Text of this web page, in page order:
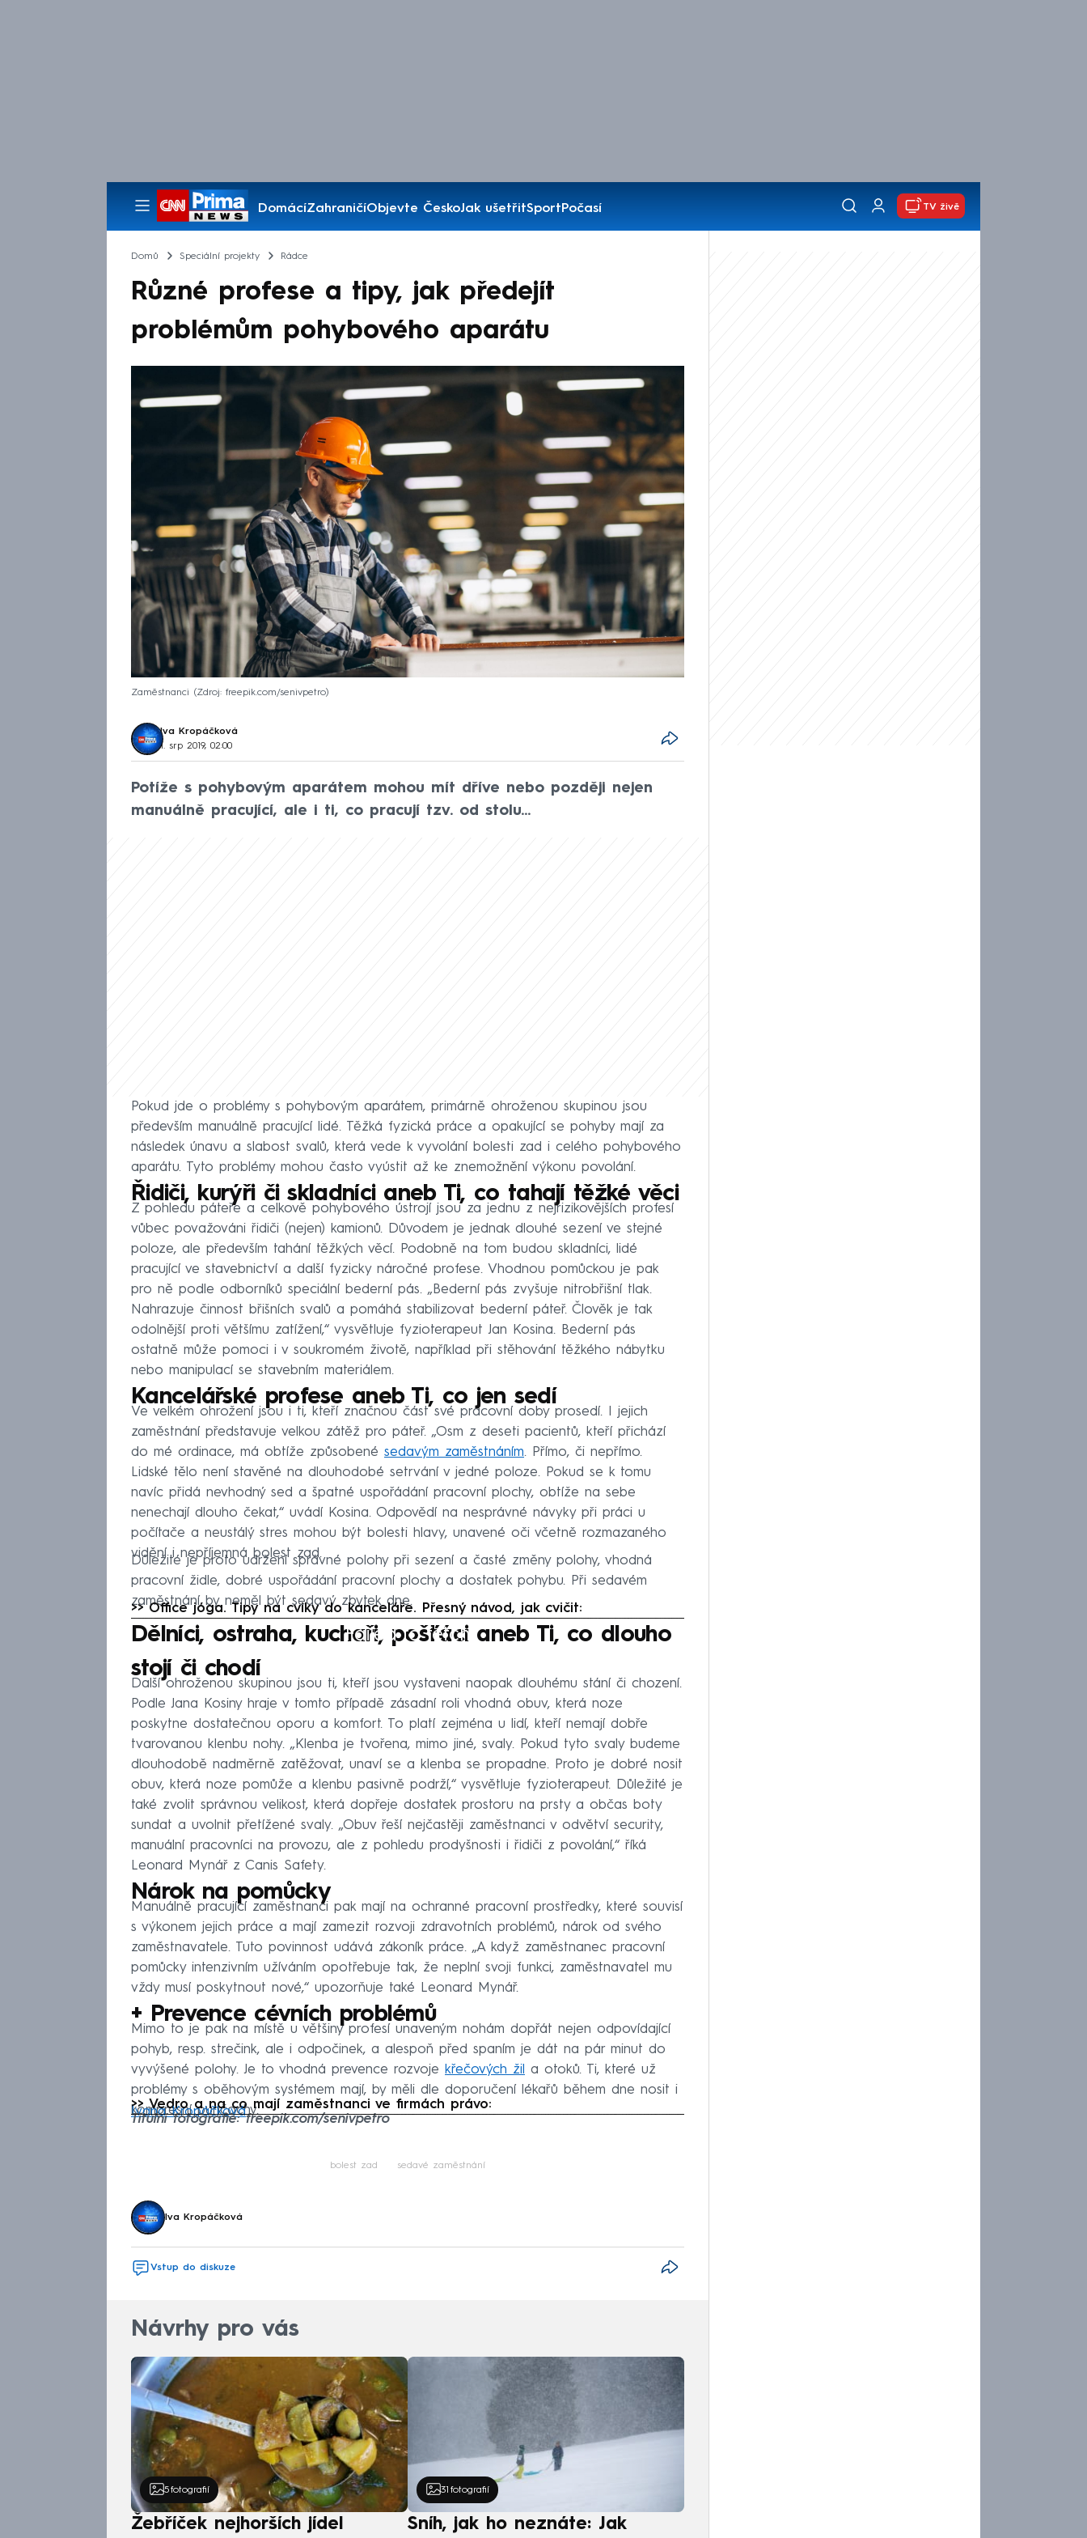
DomácíZahraničíObjevte ČeskoJak ušetřitSportPočasí
Pořady
TV živě
Domů Speciální projekty Rádce
Různé profese a tipy, jak předejít
problémům pohybového aparátu
Zaměstnanci Zdroj: freepik.com/senivpetro
Iva Kropáčková
1. srp 2019, 02:00
Potíže s pohybovým aparátem mohou mít dříve nebo později nejen
manuálně pracující, ale i ti, co pracují tzv. od stolu...
Pokud jde o problémy s pohybovým aparátem, primárně ohroženou skupinou jsou
především manuálně pracující lidé. Těžká fyzická práce a opakující se pohyby mají za
následek únavu a slabost svalů, která vede k vyvolání bolesti zad i celého pohybového
aparátu. Tyto problémy mohou často vyústit až ke znemožnění výkonu povolání.
Řidiči, kurýři či skladníci aneb Ti, co tahají těžké věci
Z pohledu páteře a celkově pohybového ústrojí jsou za jednu z nejrizikovějších profesí
vůbec považováni řidiči (nejen) kamionů. Důvodem je jednak dlouhé sezení ve stejné
poloze, ale především tahání těžkých věcí. Podobně na tom budou skladníci, lidé
pracující ve stavebnictví a další fyzicky náročné profese. Vhodnou pomůckou je pak
pro ně podle odborníků speciální bederní pás. „Bederní pás zvyšuje nitrobřišní tlak.
Nahrazuje činnost břišních svalů a pomáhá stabilizovat bederní páteř. Člověk je tak
odolnější proti většímu zatížení,“ vysvětluje fyzioterapeut Jan Kosina. Bederní pás
ostatně může pomoci i v soukromém životě, například při stěhování těžkého nábytku
nebo manipulací se stavebním materiálem.
Kancelářské profese aneb Ti, co jen sedí
Ve velkém ohrožení jsou i ti, kteří značnou část své pracovní doby prosedí. I jejich
zaměstnání představuje velkou zátěž pro páteř. „Osm z deseti pacientů, kteří přichází
do mé ordinace, má obtíže způsobené sedavým zaměstnáním. Přímo, či nepřímo.
Lidské tělo není stavěné na dlouhodobé setrvání v jedné poloze. Pokud se k tomu
navíc přidá nevhodný sed a špatné uspořádání pracovní plochy, obtíže na sebe
nenechají dlouho čekat,“ uvádí Kosina. Odpovědí na nesprávné návyky při práci u
počítače a neustálý stres mohou být bolesti hlavy, unavené oči včetně rozmazaného
vidění i nepříjemná bolest zad.
Důležité je proto udržení správné polohy při sezení a časté změny polohy, vhodná
pracovní židle, dobré uspořádání pracovní plochy a dostatek pohybu. Při sedavém
zaměstnání by neměl být sedavý zbytek dne.
>> Office jóga. Tipy na cviky do kanceláře. Přesný návod, jak cvičit:
Failed to fetch
Dělníci, ostraha, kuchaři, pošťáci aneb Ti, co dlouho
stojí či chodí
Další ohroženou skupinou jsou ti, kteří jsou vystaveni naopak dlouhému stání či chození.
Podle Jana Kosiny hraje v tomto případě zásadní roli vhodná obuv, která noze
poskytne dostatečnou oporu a komfort. To platí zejména u lidí, kteří nemají dobře
tvarovanou klenbu nohy. „Klenba je tvořena, mimo jiné, svaly. Pokud tyto svaly budeme
dlouhodobě nadměrně zatěžovat, unaví se a klenba se propadne. Proto je dobré nosit
obuv, která noze pomůže a klenbu pasivně podrží,“ vysvětluje fyzioterapeut. Důležité je
také zvolit správnou velikost, která dopřeje dostatek prostoru na prsty a občas boty
sundat a uvolnit přetížené svaly. „Obuv řeší nejčastěji zaměstnanci v odvětví security,
manuální pracovníci na provozu, ale z pohledu prodyšnosti i řidiči z povolání,“ říká
Leonard Mynář z Canis Safety.
Nárok na pomůcky
Manuálně pracující zaměstnanci pak mají na ochranné pracovní prostředky, které souvisí
s výkonem jejich práce a mají zamezit rozvoji zdravotních problémů, nárok od svého
zaměstnavatele. Tuto povinnost udává zákoník práce. „A když zaměstnanec pracovní
pomůcky intenzivním užíváním opotřebuje tak, že neplní svoji funkci, zaměstnavatel mu
vždy musí poskytnout nové,“ upozorňuje také Leonard Mynář.
+ Prevence cévních problémů
Mimo to je pak na místě u většiny profesí unaveným nohám dopřát nejen odpovídající
pohyb, resp. strečink, ale i odpočinek, a alespoň před spaním je dát na pár minut do
vyvýšené polohy. Je to vhodná prevence rozvoje křečových žil
a otoků. Ti, které už
problémy s oběhovým systémem mají, by měli dle doporučení lékařů během dne nosit i
kompresní punčochy.
>> Vedro a na co mají zaměstnanci ve firmách právo:
Failed to fetch
Ivana Kropáčková
Titulní fotografie: freepik.com/senivpetro
bolest zad sedavé zaměstnání
Iva Kropáčková
Vstup do diskuze
Návrhy pro vás
5 fotografií
Žebříček nejhorších jídel
31 fotografií
Sníh, jak ho neznáte: Jak